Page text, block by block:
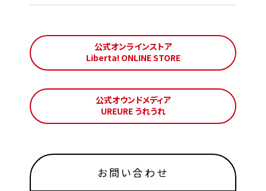
公式オンラインストア
Liberta! ONLINE STORE
公式オウンドメディア
UREURE うれうれ
お問い合わせ